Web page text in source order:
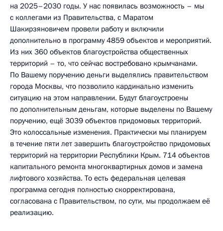
на 2025–2030 годы. У нас появилась возможность – мы
с коллегами из Правительства, с Маратом
Шакирзяновичем провели работу и включили
дополнительно в программу 4859 объектов и мероприятий.
Из них 360 объектов благоустройства общественных
территорий – то, что сейчас востребовано крымчанами.
По Вашему поручению деньги выделялись правительством
города Москвы, что позволило кардинально изменить
ситуацию на этом направлении. Будут благоустроены
по дополнительным деньгам, которые выделены по Вашему
поручению, ещё 3039 объектов придомовых территорий.
Это колоссальные изменения. Практически мы планируем
в течение пяти лет завершить благоустройство придомовых
территорий на территории Республики Крым. 714 объектов
капитального ремонта многоквартирных домов и замена
лифтового хозяйства. То есть федеральная целевая
программа сегодня полностью скорректирована,
согласована с Правительством, по сути, мы продолжаем её
реализацию.